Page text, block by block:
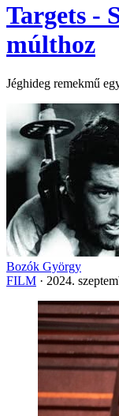
Targets -
múlthoz
Jéghideg remekmű
Bozók György
FILM · 2024.